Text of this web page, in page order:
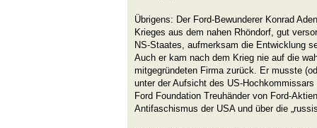
Übrigens: Der Ford-Bewunderer Konrad
Krieges aus dem nahen Rhöndorf, gut
NS-Staates, aufmerksam die Entwicklung
Auch er kam nach dem Krieg nie auf die
mitgegründeten Firma zurück. Er musste
unter der Aufsicht des US-
Ford Foundation Treuhänder von Ford-
Antifaschismus der USA und über die